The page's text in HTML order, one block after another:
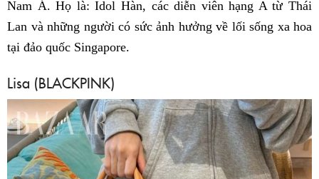
Nam Á. Họ là: Idol Hàn, các diễn viên hạng A từ Thái
Lan và những người có sức ảnh hưởng về lối sống xa hoa
tại đảo quốc Singapore.
Lisa (BLACKPINK)